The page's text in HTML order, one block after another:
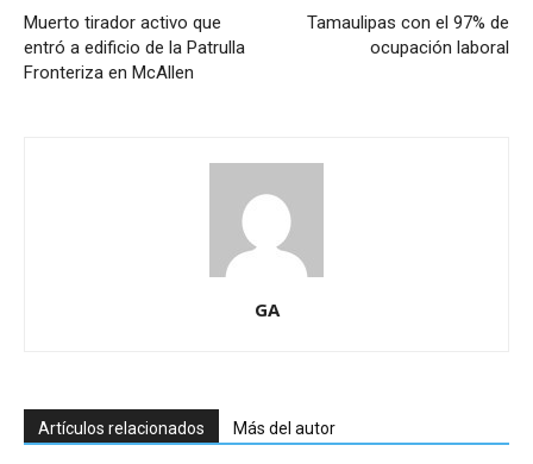
Muerto tirador activo que
entró a edificio de la Patrulla
Fronteriza en McAllen
Tamaulipas con el 97% de
ocupación laboral
GA
Artículos relacionados Más del autor